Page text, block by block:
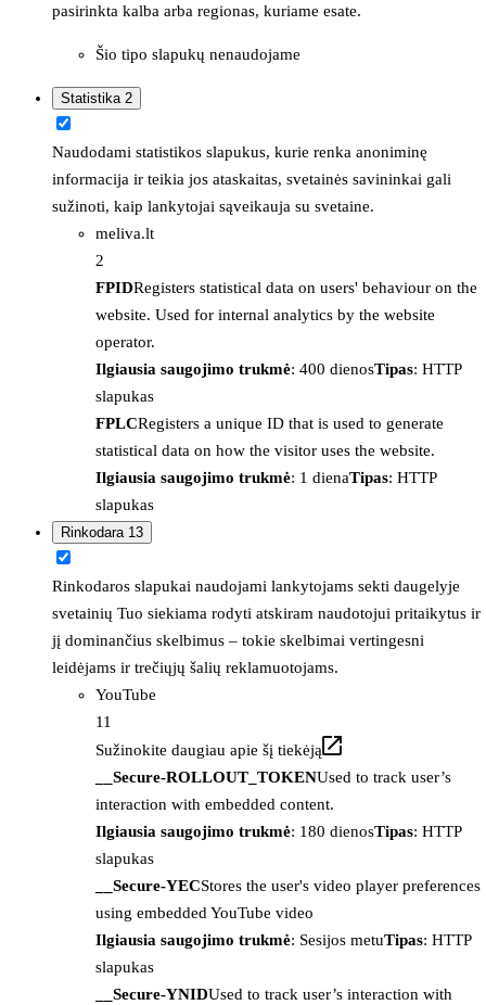
pasirinkta kalba arba regionas, kuriame esate.
Šio tipo slapukų nenaudojame
Statistika 2
Naudodami statistikos slapukus, kurie renka anoniminę
informacija ir teikia jos ataskaitas, svetainės savininkai gali
sužinoti, kaip lankytojai sąveikauja su svetaine.
meliva.lt
2
FPIDRegisters statistical data on users' behaviour on the
website. Used for internal analytics by the website
operator.
Ilgiausia saugojimo trukmė: 400 dienosTipas: HTTP
slapukas
FPLCRegisters a unique ID that is used to generate
statistical data on how the visitor uses the website.
Ilgiausia saugojimo trukmė: 1 dienaTipas: HTTP
slapukas
Rinkodara 13
Rinkodaros slapukai naudojami lankytojams sekti daugelyje
svetainių Tuo siekiama rodyti atskiram naudotojui pritaikytus ir
jį dominančius skelbimus – tokie skelbimai vertingesni
leidėjams ir trečiųjų šalių reklamuotojams.
YouTube
11
Sužinokite daugiau apie šį tiekėją
__Secure-ROLLOUT_TOKENUsed to track user’s
interaction with embedded content.
Ilgiausia saugojimo trukmė: 180 dienosTipas: HTTP
slapukas
__Secure-YECStores the user's video player preferences
using embedded YouTube video
Ilgiausia saugojimo trukmė: Sesijos metuTipas: HTTP
slapukas
__Secure-YNIDUsed to track user’s interaction with